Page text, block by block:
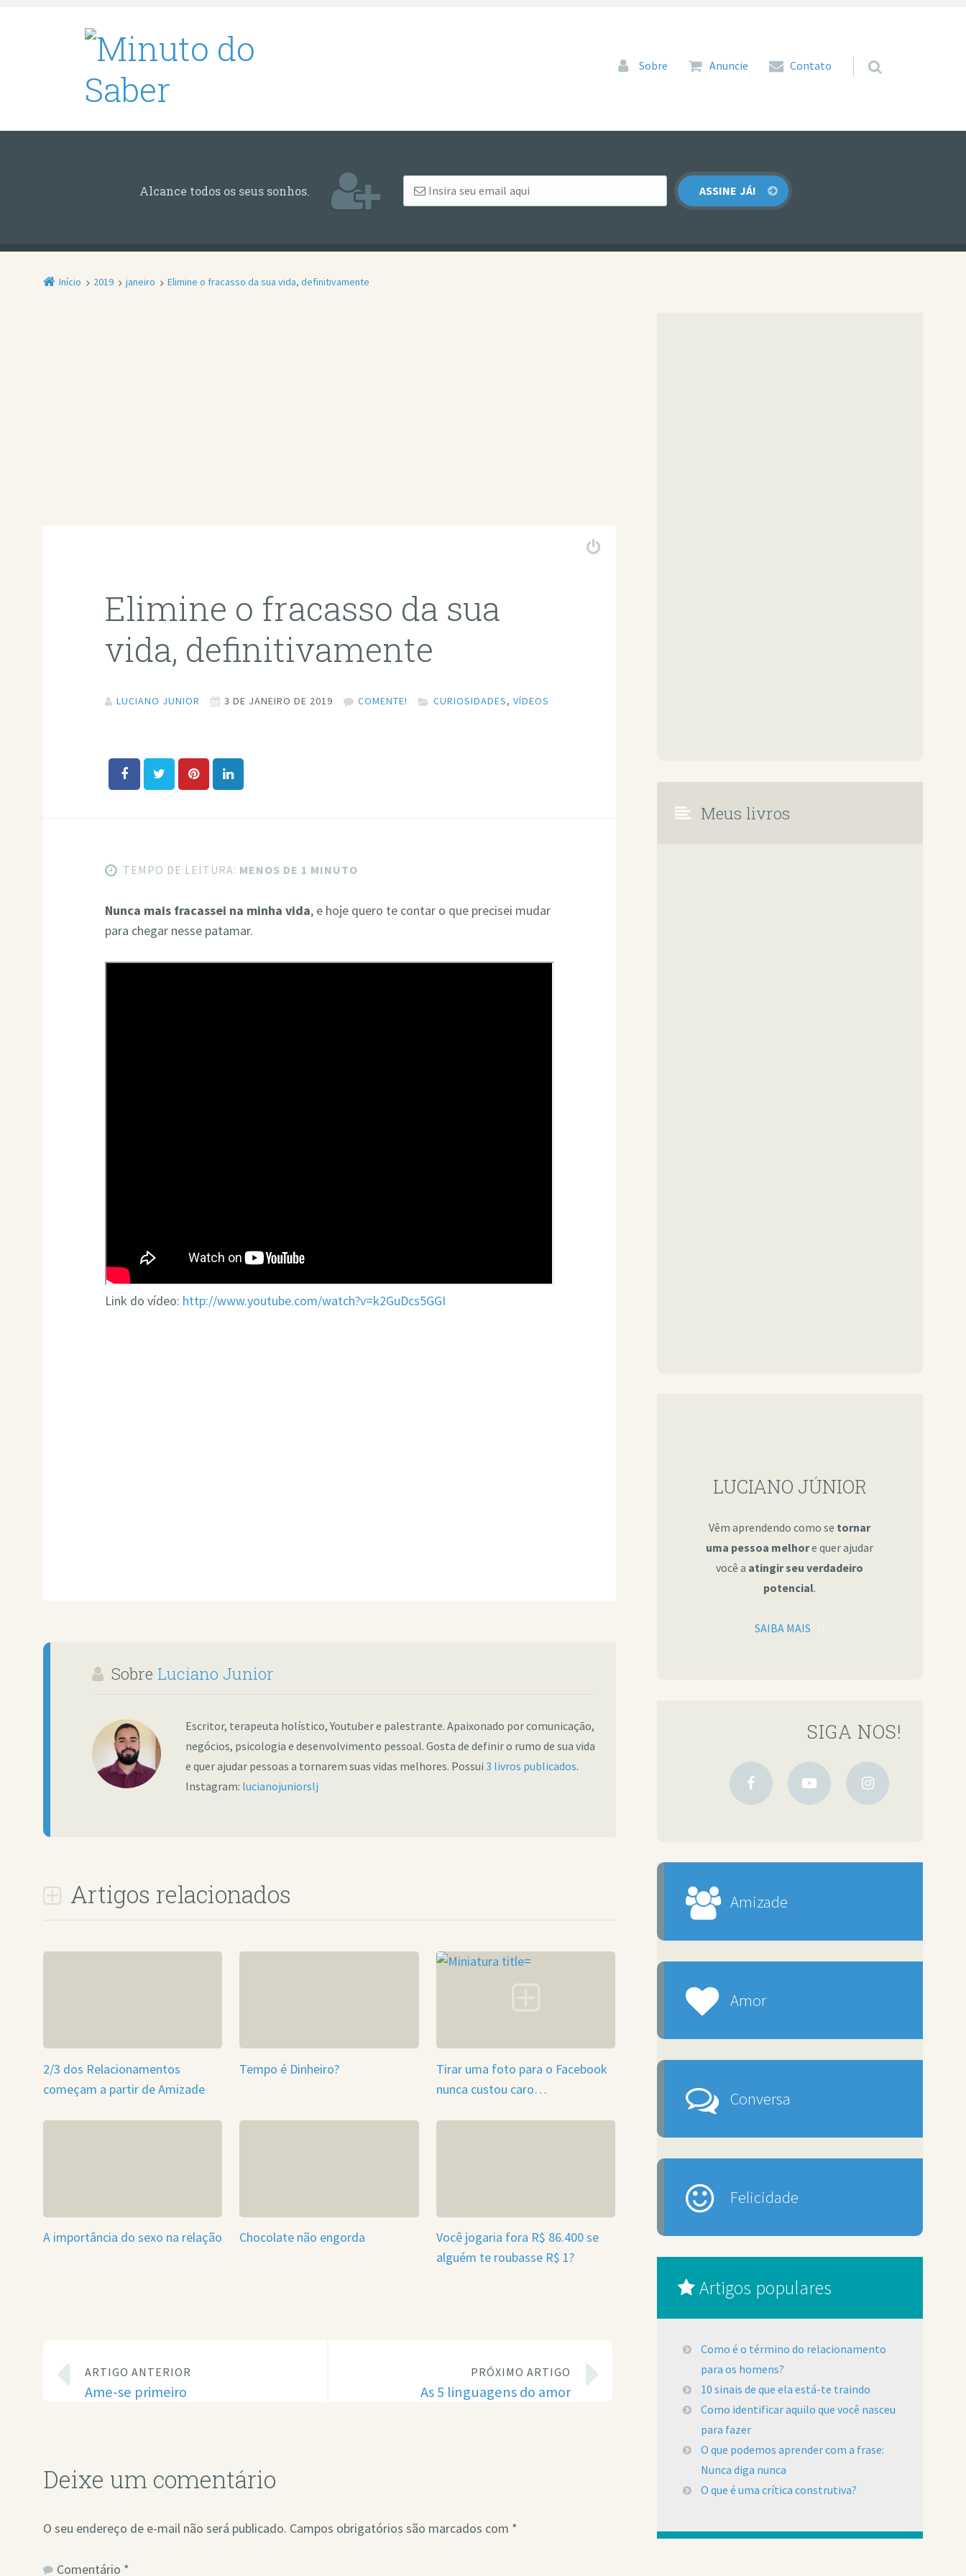
Pular para o conteúdo
Sobre Anuncie Contato
Alcance todos os seus sonhos.
Início 2019 janeiro Elimine o fracasso da sua vida, definitivamente
Elimine o fracasso da sua
vida, definitivamente
LUCIANO JUNIOR 3 DE JANEIRO DE 2019 COMENTE! CURIOSIDADES,VÍDEOS
TEMPO DE LEITURA: MENOS DE 1 MINUTO
Nunca mais fracassei na minha vida, e hoje quero te contar o que precisei mudar
para chegar nesse patamar.
Link do vídeo: http://www.youtube.com/watch?v=k2GuDcs5GGI
Sobre Luciano Junior
Escritor, terapeuta holístico, Youtuber e palestrante. Apaixonado por comunicação,
negócios, psicologia e desenvolvimento pessoal. Gosta de definir o rumo de sua vida
e quer ajudar pessoas a tornarem suas vidas melhores. Possui 3 livros publicados.
Instagram: lucianojuniorslj
Artigos relacionados
2/3 dos Relacionamentos
começam a partir de Amizade
Tempo é Dinheiro?
Tirar uma foto para o Facebook
nunca custou caro…
A importância do sexo na relação Chocolate não engorda
Você jogaria fora R$ 86.400 se
alguém te roubasse R$ 1?
ARTIGO ANTERIOR
Ame-se primeiro
PRÓXIMO ARTIGO
As 5 linguagens do amor
Deixe um comentário
O seu endereço de e-mail não será publicado. Campos obrigatórios são marcados com *
Comentário *
Meus livros
LUCIANO JÚNIOR
Vêm aprendendo como se tornar
uma pessoa melhore quer ajudar
você a atingir seu verdadeiro
potencial.
SAIBA MAIS
SIGA NOS!
Amizade
Amor
Conversa
Felicidade
Artigos populares
Como é o término do relacionamento
para os homens?
10 sinais de que ela está-te traindo
Como identificar aquilo que você nasceu
para fazer
O que podemos aprender com a frase:
Nunca diga nunca
O que é uma crítica construtiva?